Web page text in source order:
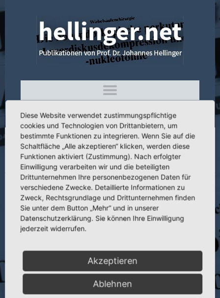
4.360 Cervical Laser Nucleotomy and
Decompression – The third way PLDN
Titel:Cervical Laser Nucleotomy and Decompression – The third way
PLDN
Veranstaltung:
Autor:J. Hellinger
Veranstaltungsort:
01.08.–01.09.2000
Diese Website verwendet zustimmungspflichtige
cookies und Technologien von Drittanbietern, um
bestimmte Funktionen zu integrieren. Wenn Sie auf die
Schaltfläche „Alle akzeptieren“ klicken, werden diese
Funktionen aktiviert (Zustimmung). Nach erfolgter
Einwilligung verarbeiten wir und die beteiligten
Drittunternehmen Ihre personenbezogenen Daten für
verschiedene Zwecke. Detaillierte Informationen zu
Zweck, Rechtsgrundlage und Drittunternehmen finden
Sie unter dem Button „Mehr“ und in unserer
Datenschutzerklärung. Sie können Ihre Einwilligung
jederzeit widerrufen.
Akzeptieren
Ablehnen